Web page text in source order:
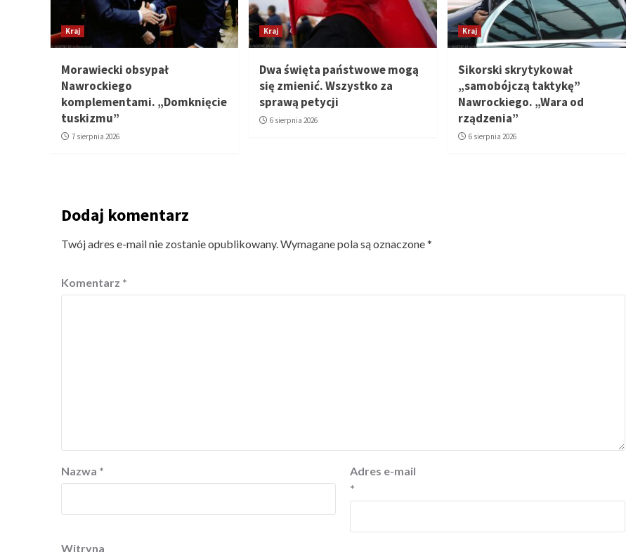
Kraj
Morawiecki obsypał
Nawrockiego
komplementami. „Domknięcie
tuskizmu”
7 sierpnia 2026
Kraj
Dwa święta państwowe mogą
się zmienić. Wszystko za
sprawą petycji
6 sierpnia 2026
Kraj
Sikorski skrytykował
„samobójczą taktykę”
Nawrockiego. „Wara od
rządzenia”
6 sierpnia 2026
Dodaj komentarz
Twój adres e-mail nie zostanie opublikowany.Wymagane pola są oznaczone*
Komentarz *
Nazwa *
Adres e-mail
*
Witryna